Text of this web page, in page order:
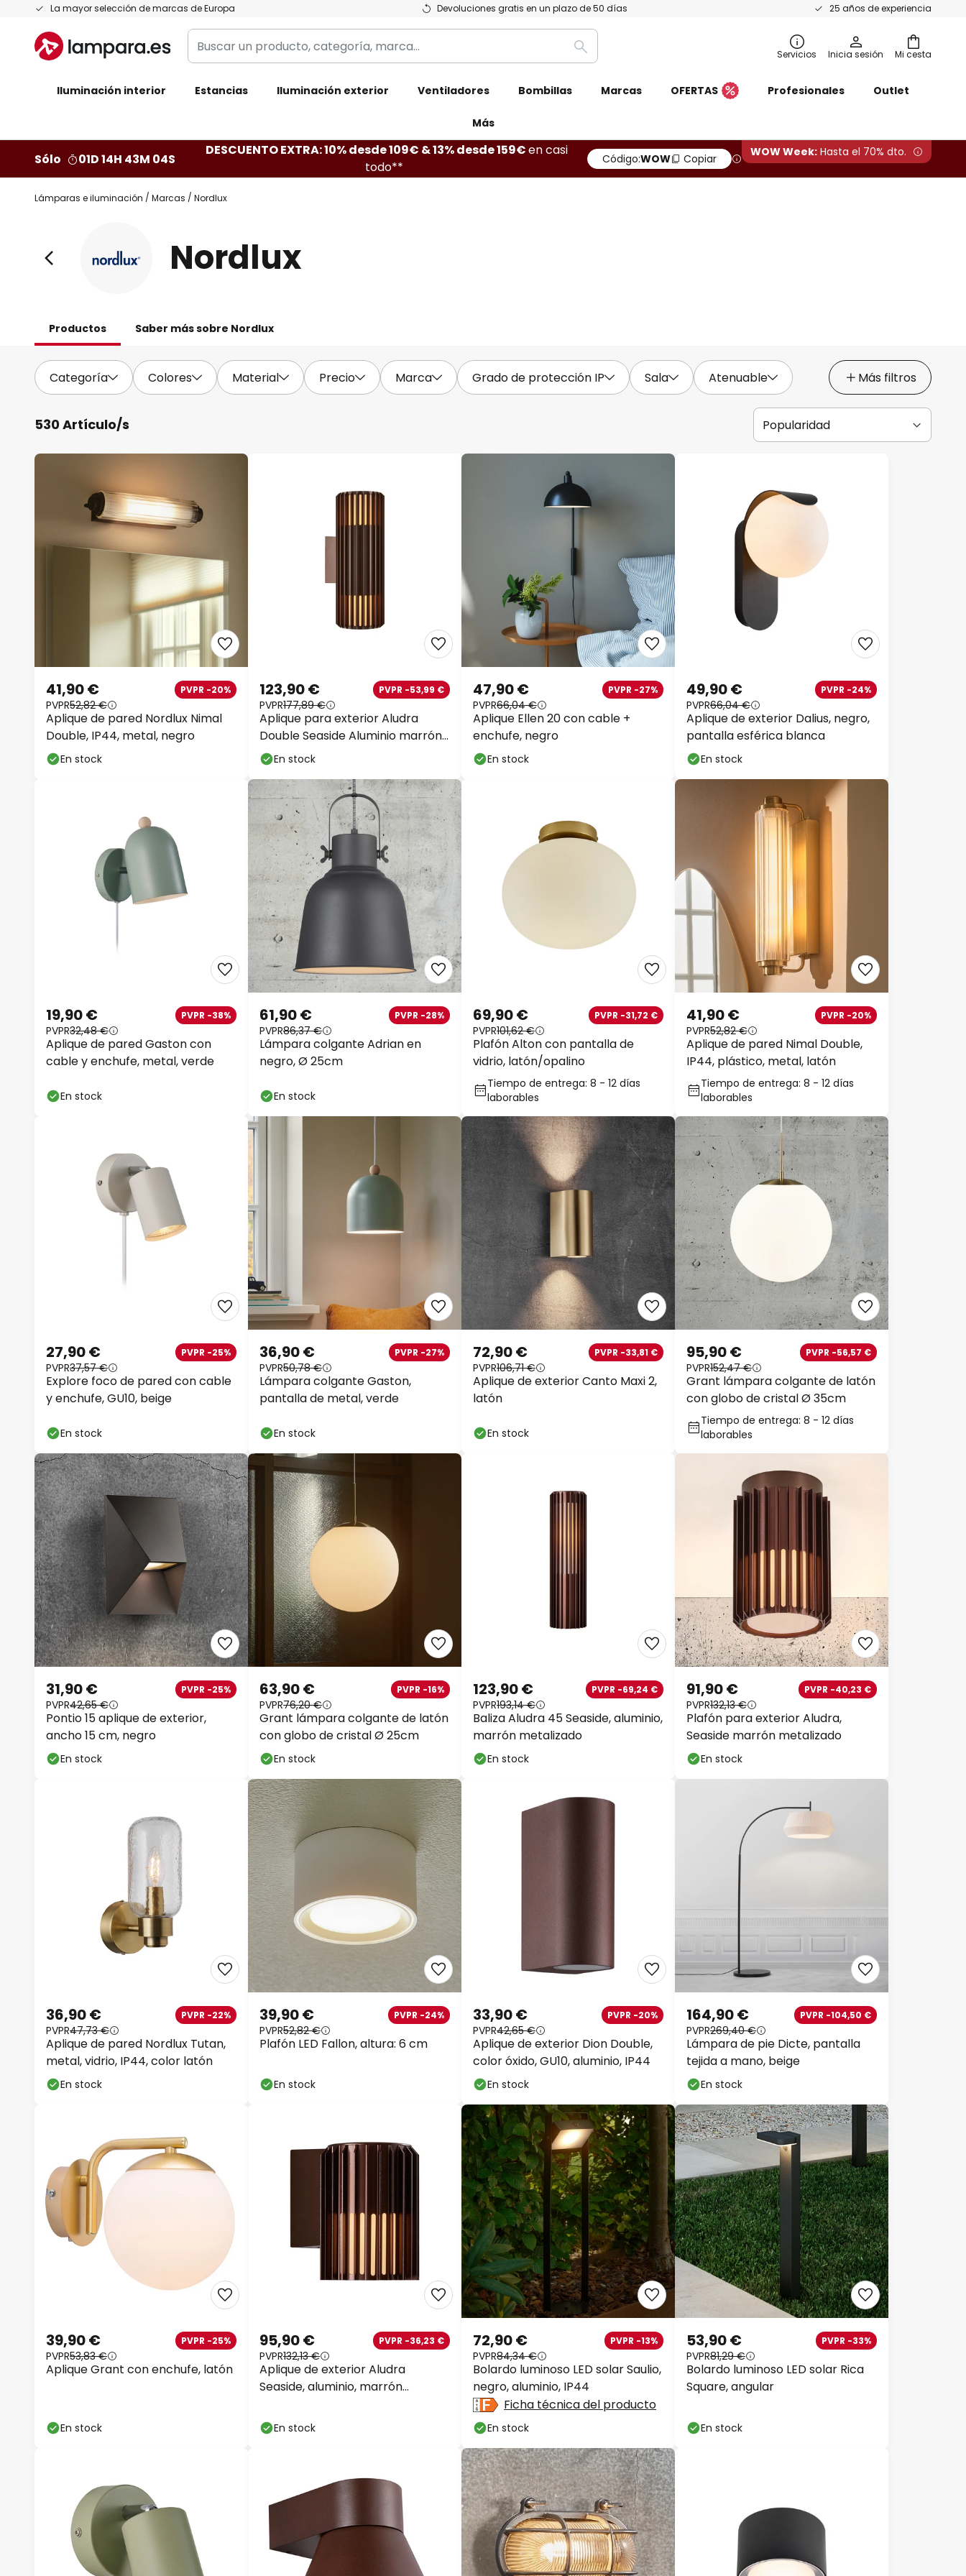
La mayor selección de marcas de Europa Devoluciones gratis en un plazo de 50 días 25 años de experiencia
Ir
contenido
Mi cesta
Buscar
un
categoría,
Buscar Servicios Inicia sesión
Iluminación interior Estancias Iluminación exterior Ventiladores Bombillas Marcas OFERTAS Profesionales Outlet
Más
Sólo 01D 14H 43M 02S
DESCUENTO EXTRA: 10% desde 109€ & 13% desde 159€en casi
todo**
Código:WOW Copiar WOW Week: Hasta el 70% dto.
Lámparas e iluminación Marcas Nordlux
Nordlux
Productos Saber más sobre Nordlux
Categoría Colores Material Precio Marca Grado de protección IP Sala Atenuable Más filtros
530 Artículo/s
Aplique de pared Nordlux Nimal
Double, IP44, metal, negro
41,90 € PVPR -20%
PVPR52,82 €
En stock
Aplique para exterior Aludra
Double Seaside Aluminio marrón
2 luces.
123,90 € PVPR -53,99 €
PVPR177,89 €
En stock
Aplique Ellen 20 con cable +
enchufe, negro
47,90 € PVPR -27%
PVPR66,04 €
En stock
Aplique de exterior Dalius, negro,
pantalla esférica blanca
49,90 € PVPR -24%
PVPR66,04 €
En stock
Aplique de pared Gaston con
cable y enchufe, metal, verde
19,90 € PVPR -38%
PVPR32,48 €
En stock
Lámpara colgante Adrian en
negro, Ø 25cm
61,90 € PVPR -28%
PVPR86,37 €
En stock
Plafón Alton con pantalla de
vidrio, latón/opalino
69,90 € PVPR -31,72 €
PVPR101,62 €
Tiempo de entrega: 8 - 12 días
laborables
Aplique de pared Nimal Double,
IP44, plástico, metal, latón
41,90 € PVPR -20%
PVPR52,82 €
Tiempo de entrega: 8 - 12 días
laborables
Explore foco de pared con cable
y enchufe, GU10, beige
27,90 € PVPR -25%
PVPR37,57 €
En stock
Lámpara colgante Gaston,
pantalla de metal, verde
36,90 € PVPR -27%
PVPR50,78 €
En stock
Aplique de exterior Canto Maxi 2,
latón
72,90 € PVPR -33,81 €
PVPR106,71 €
En stock
Grant lámpara colgante de latón
con globo de cristal Ø 35cm
95,90 € PVPR -56,57 €
PVPR152,47 €
Tiempo de entrega: 8 - 12 días
laborables
Pontio 15 aplique de exterior,
ancho 15 cm, negro
31,90 € PVPR -25%
PVPR42,65 €
En stock
Grant lámpara colgante de latón
con globo de cristal Ø 25cm
63,90 € PVPR -16%
PVPR76,20 €
En stock
Baliza Aludra 45 Seaside, aluminio,
marrón metalizado
123,90 € PVPR -69,24 €
PVPR193,14 €
En stock
Plafón para exterior Aludra,
Seaside marrón metalizado
91,90 € PVPR -40,23 €
PVPR132,13 €
En stock
Aplique de pared Nordlux Tutan,
metal, vidrio, IP44, color latón
36,90 € PVPR -22%
PVPR47,73 €
En stock
Plafón LED Fallon, altura: 6 cm
39,90 € PVPR -24%
PVPR52,82 €
En stock
Aplique de exterior Dion Double,
color óxido, GU10, aluminio, IP44
33,90 € PVPR -20%
PVPR42,65 €
En stock
Lámpara de pie Dicte, pantalla
tejida a mano, beige
164,90 € PVPR -104,50 €
PVPR269,40 €
En stock
Aplique Grant con enchufe, latón
39,90 € PVPR -25%
PVPR53,83 €
En stock
Aplique de exterior Aludra
Seaside, aluminio, marrón
95,90 € PVPR -36,23 €
PVPR132,13 €
En stock
Bolardo luminoso LED solar Saulio,
negro, aluminio, IP44
72,90 € PVPR -13%
PVPR84,34 €
Ficha técnica del producto
En stock
Bolardo luminoso LED solar Rica
Square, angular
53,90 € PVPR -33%
PVPR81,29 €
En stock